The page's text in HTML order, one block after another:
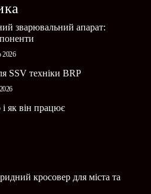
зварювальний апарат:
2026
SSV техніки BRP
як він працює
кросовер для міста та